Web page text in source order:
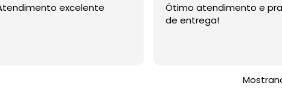
excelente
Ótimo atendimento e
de entrega!